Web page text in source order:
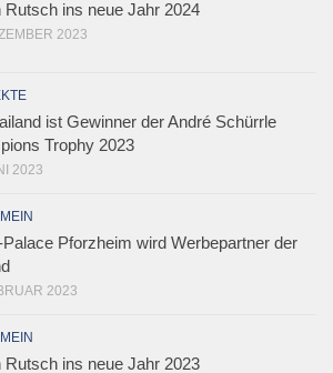
Rutsch ins neue Jahr 2024
2023
ist Gewinner der André Schürrle
Trophy 2023
2023
Palace Pforzheim wird Werbepartner der
2023
Rutsch ins neue Jahr 2023